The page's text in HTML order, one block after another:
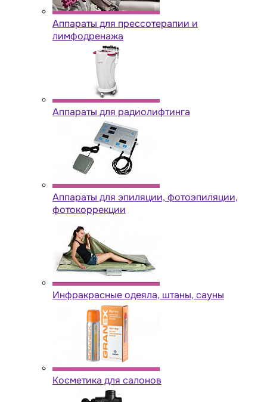
Аппараты для прессотерапии и
лимфодренажа
Аппараты для радиолифтинга
Аппараты для эпиляции, фотоэпиляции,
фотокоррекции
Инфракрасные одеяла, штаны, сауны
Косметика для салонов